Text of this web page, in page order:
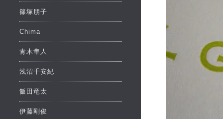
篠塚朋子
Chima
青木隼人
浅沼千安紀
飯田竜太
伊藤剛俊